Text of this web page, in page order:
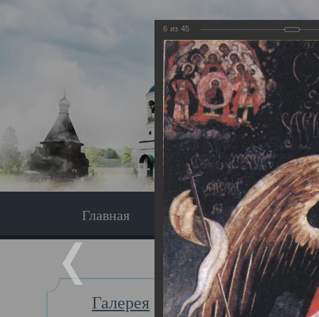
Главная Экскурсия
Галерея
Главная
6 из 45